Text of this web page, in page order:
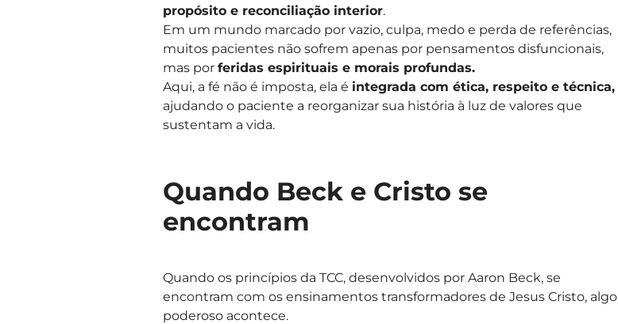
propósito e reconciliação interior.
Em um mundo marcado por vazio, culpa, medo e perda de referências,
muitos pacientes não sofrem apenas por pensamentos disfuncionais,
mas por feridas espirituais e morais profundas.
Aqui, a fé não é imposta, ela é integrada com ética, respeito e técnica,
ajudando o paciente a reorganizar sua história à luz de valores que
sustentam a vida.
Quando Beck e Cristo se
encontram
Quando os princípios da TCC, desenvolvidos por Aaron Beck, se
encontram com os ensinamentos transformadores de Jesus Cristo, algo
poderoso acontece.